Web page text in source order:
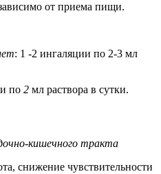
от приема пищи.
: 1 -2 ингаляции по 2-3 мл
по 2 мл раствора в сутки.
кишечного тракта
снижение чувствительности